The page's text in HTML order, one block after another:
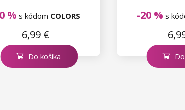
% s kódom COLORS
6,99 €
Do košíka
-20 % s